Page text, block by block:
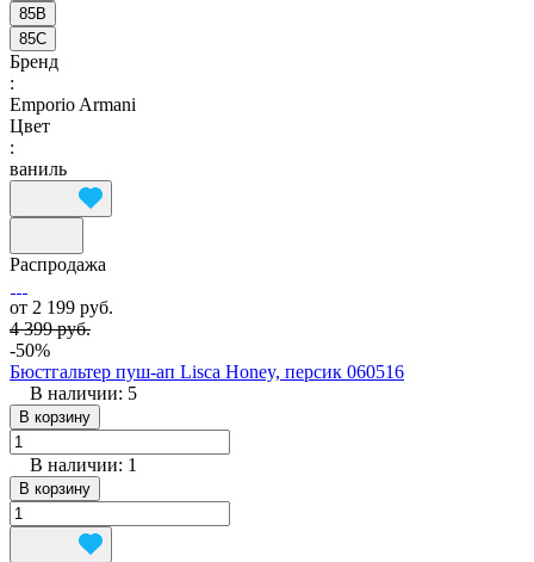
85B
85C
Бренд
:
Emporio Armani
Цвет
:
ваниль
Распродажа
от 2 199 руб.
4 399 руб.
-50%
Бюстгальтер пуш-ап Lisca Honey, персик 060516
В наличии: 5
В корзину
В наличии: 1
В корзину